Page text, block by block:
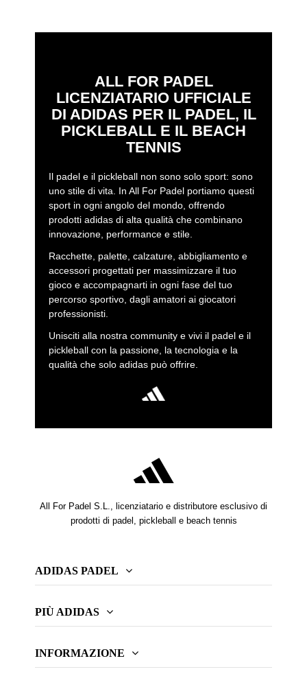
ALL FOR PADEL
LICENZIATARIO UFFICIALE
DI ADIDAS PER IL PADEL, IL
PICKLEBALL E IL BEACH
TENNIS
Il padel e il pickleball non sono solo sport: sono
uno stile di vita. In All For Padel portiamo questi
sport in ogni angolo del mondo, offrendo
prodotti adidas di alta qualità che combinano
innovazione, performance e stile.
Racchette, palette, calzature, abbigliamento e
accessori progettati per massimizzare il tuo
gioco e accompagnarti in ogni fase del tuo
percorso sportivo, dagli amatori ai giocatori
professionisti.
Unisciti alla nostra community e vivi il padel e il
pickleball con la passione, la tecnologia e la
qualità che solo adidas può offrire.
All For Padel S.L., licenziatario e distributore esclusivo di
prodotti di padel, pickleball e beach tennis
ADIDAS PADEL
PIÙ ADIDAS
INFORMAZIONE